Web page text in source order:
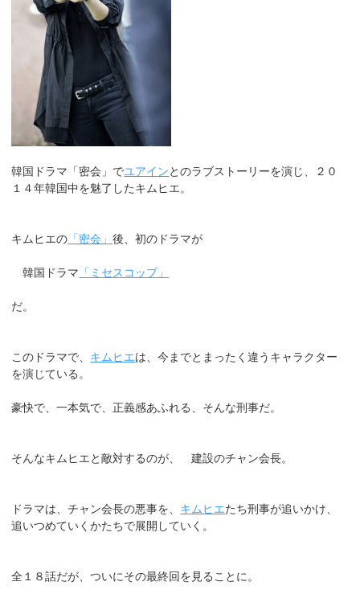
韓国ドラマ「密会」でユアインとのラブストーリーを演じ、２０
１４年韓国中を魅了したキムヒエ。
キムヒエの 「密会」後、初のドラマが
韓国ドラマ 「ミセスコップ」
だ。
このドラマで、 キムヒエは、今までとまったく違うキャラクター
を演じている。
豪快で、一本気で、正義感あふれる、そんな刑事だ。
そんなキムヒエと敵対するのが、 建設のチャン会長。
ドラマは、チャン会長の悪事を、 キムヒエたち刑事が追いかけ、
追いつめていくかたちで展開していく。
全１８話だが、ついにその最終回を見ることに。